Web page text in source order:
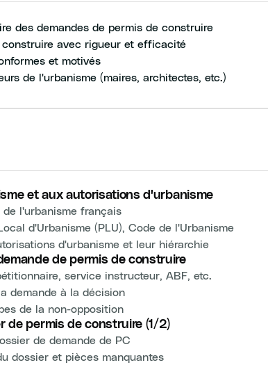
des demandes de permis de construire
avec rigueur et efficacité
et motivés
de l'urbanisme (maires, architectes, etc.)
et aux autorisations d'urbanisme
l'urbanisme français
d'Urbanisme (PLU), Code de l'Urbanisme
d'urbanisme et leur hiérarchie
de permis de construire
service instructeur, ABF, etc.
demande à la décision
de la non-opposition
de permis de construire (1/2)
de demande de PC
dossier et pièces manquantes